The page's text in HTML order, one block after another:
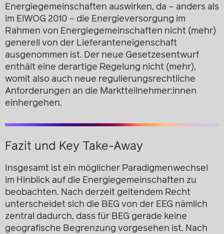
Energiegemeinschaften auswirken, da – anders als
im ElWOG 2010 – die Energieversorgung im
Rahmen von Energiegemeinschaften nicht (mehr)
generell von der Lieferanteneigenschaft
ausgenommen ist. Der neue Gesetzesentwurf
enthält eine derartige Regelung nicht (mehr),
womit also auch neue regulierungsrechtliche
Anforderungen an die Marktteilnehmer:innen
einhergehen.
Fazit und Key Take-Away
Insgesamt ist ein möglicher Paradigmenwechsel
im Hinblick auf die Energiegemeinschaften zu
beobachten. Nach derzeit geltendem Recht
unterscheidet sich die BEG von der EEG nämlich
zentral dadurch, dass für BEG gerade keine
geografische Begrenzung vorgesehen ist. Nach